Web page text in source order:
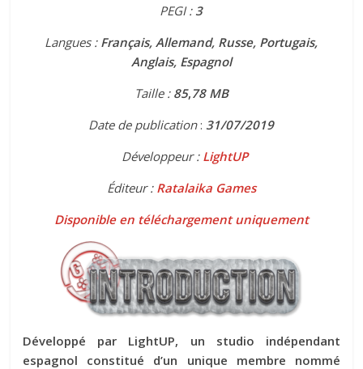
PEGI : 3
Langues : Français, Allemand, Russe, Portugais,
Anglais, Espagnol
Taille : 85, 78 MB
Date de publication: 31/07/2019
Développeur : LightUP
Éditeur : Ratalaika Games
Disponible en téléchargement uniquement
Développé par LightUP, un studio indépendant
espagnol constitué d’un unique membre nommé